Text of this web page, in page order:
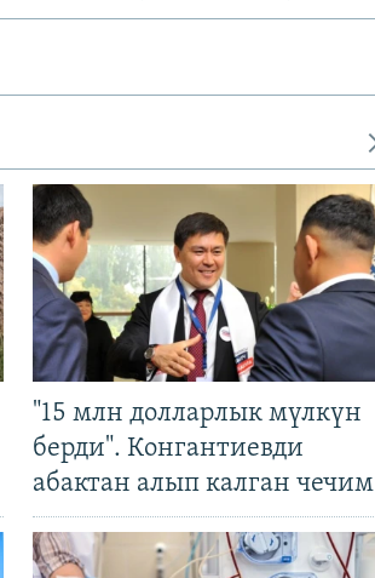
"15 млн долларлык мүлкүн
берди". Конгантиевди
абактан алып калган чечим